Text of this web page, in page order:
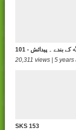
- اﷲ کے بندے ۔ پیدائش
20,311 views | 5 years
SKS 153